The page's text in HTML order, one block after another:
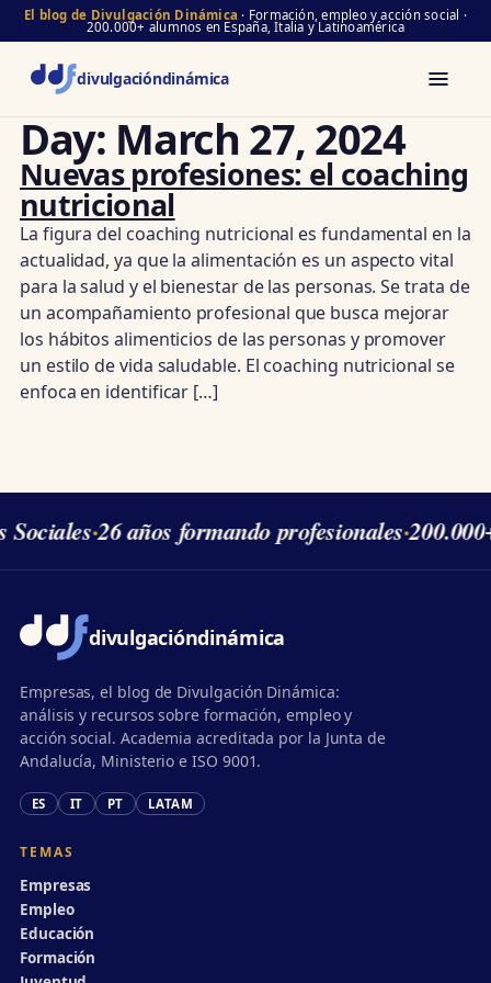
El blog de Divulgación Dinámica · Formación, empleo y acción social ·
200.000+ alumnos en España, Italia y Latinoamérica
divulgacióndinámica
Day: March 27, 2024
Nuevas profesiones: el coaching
nutricional
La figura del coaching nutricional es fundamental en la
actualidad, ya que la alimentación es un aspecto vital
para la salud y el bienestar de las personas. Se trata de
un acompañamiento profesional que busca mejorar
los hábitos alimenticios de las personas y promover
un estilo de vida saludable. El coaching nutricional se
enfoca en identificar […]
Sociales·26 años formando profesionales·
divulgacióndinámica
Empresas, el blog de Divulgación Dinámica:
análisis y recursos sobre formación, empleo y
acción social. Academia acreditada por la Junta de
Andalucía, Ministerio e ISO 9001.
ES IT PT LATAM
TEMAS
Empresas
Empleo
Educación
Formación